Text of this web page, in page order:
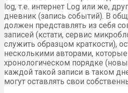
log, т.е. интернет Log или же,
дневник (запись событий). В
должен представлять из себя
записей (кстати, сервис
служить образцом краткости),
несколькими авторами,
хронологическом порядке
каждой такой записи в таком
могут оставлять свои